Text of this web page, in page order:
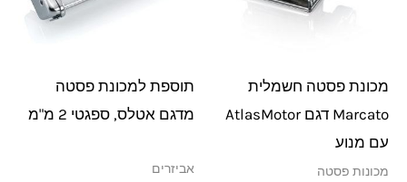
מכונת פסטה חשמלית
Marcato דגם AtlasMotor
עם מנוע
מכונות פסטה
תוספת למכונת פסטה
מדגם אטלס, ספגטי 2 מ"מ
אביזרים